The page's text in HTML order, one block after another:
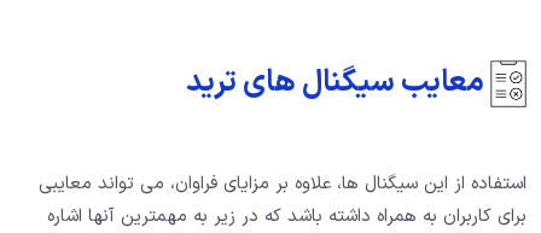
معایب سیگنال های ترید
استفاده از این سیگنال ها، علاوه بر مزایای فراوان، می تواند معایبی
برای کاربران به همراه داشته باشد که در زیر به مهمترین آنها اشاره